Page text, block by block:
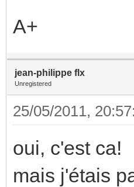
A+
jean-philippe flx
Unregistered
25/05/2011,
oui, c'est ca!
mais j'étais